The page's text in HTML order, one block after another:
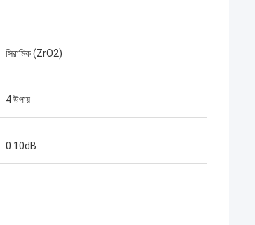
বেশি সময় ধরে, আমরা একসাথে
দ্রুত সংযোগকারী এবং
সিরামিক (ZrO2)
4 উপায়
0.10dB